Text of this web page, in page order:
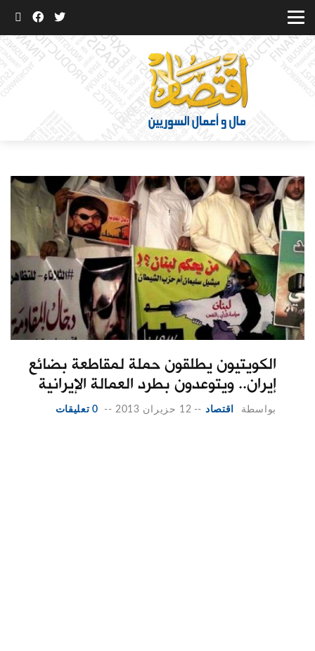
الكويتيون يطلقون حملة لمقاطعة بضائع
إيران.. ويتوعدون بطرد العمالة الإيرانية
بواسطة اقتصاد -- 12 حزيران 2013 -- 0 تعليقات